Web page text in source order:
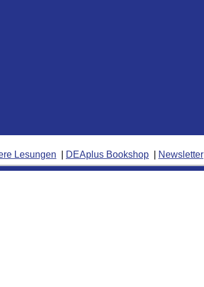
Lesungen DEAplus Bookshop Newsletter